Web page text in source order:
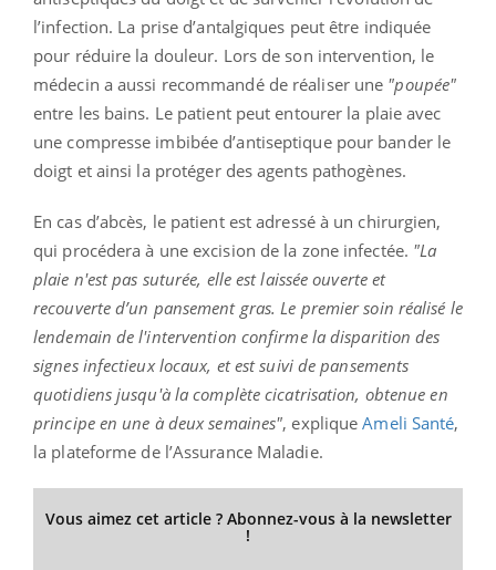
l’infection. La prise d’antalgiques peut être indiquée
pour réduire la douleur. Lors de son intervention, le
médecin a aussi recommandé de réaliser une "poupée"
entre les bains. Le patient peut entourer la plaie avec
une compresse imbibée d’antiseptique pour bander le
doigt et ainsi la protéger des agents pathogènes.
En cas d’abcès, le patient est adressé à un chirurgien,
qui procédera à une excision de la zone infectée. "La
plaie n'est pas suturée, elle est laissée ouverte et
recouverte d’un pansement gras. Le premier soin réalisé le
lendemain de l'intervention confirme la disparition des
signes infectieux locaux, et est suivi de pansements
quotidiens jusqu'à la complète cicatrisation, obtenue en
principe en une à deux semaines", expliqueAmeli Santé,
la plateforme de l’Assurance Maladie.
Vous aimez cet article ? Abonnez-vous à la newsletter
!